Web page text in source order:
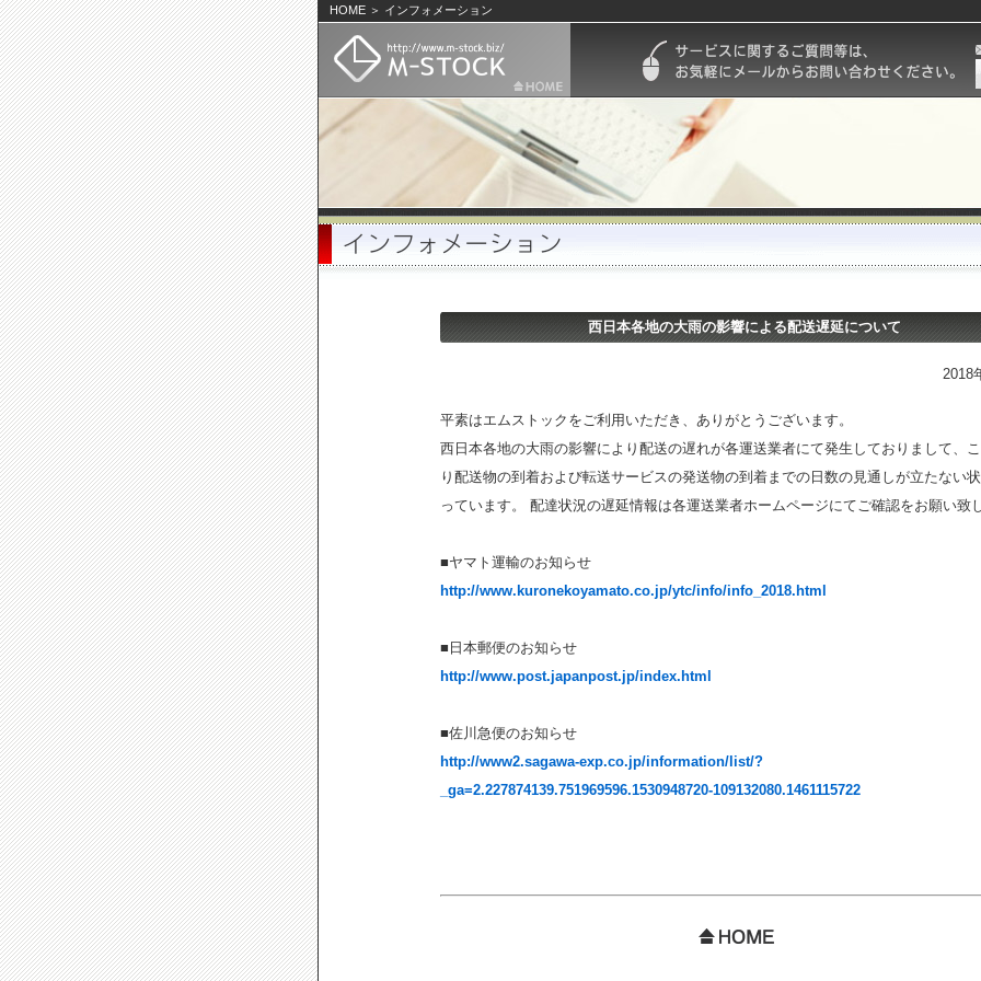
HOME ＞ インフォメーション
西日本各地の大雨の影響による配送遅延について
2018
平素はエムストックをご利用いただき、ありがとうございます。
西日本各地の大雨の影響により配送の遅れが各運送業者にて発生しておりまして、
り配送物の到着および転送サービスの発送物の到着までの日数の見通しが立たない
っています。 配達状況の遅延情報は各運送業者ホームページにてご確認をお願い致
■ヤマト運輸のお知らせ
http://www.kuronekoyamato.co.jp/ytc/info/info_2018.html
■日本郵便のお知らせ
http://www.post.japanpost.jp/index.html
■佐川急便のお知らせ
http://www2.sagawa-exp.co.jp/information/list/?
_ga=2.227874139.751969596.1530948720-109132080.1461115722